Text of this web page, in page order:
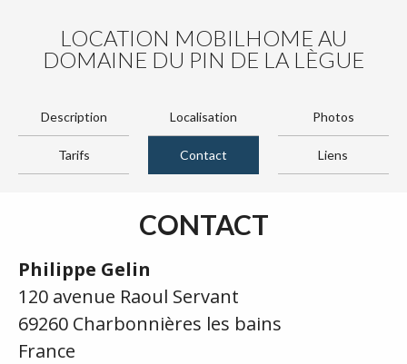
LOCATION MOBILHOME AU
DOMAINE DU PIN DE LA LÈGUE
Description Localisation Photos
Tarifs Contact Liens
CONTACT
Philippe Gelin
120 avenue Raoul Servant
69260 Charbonnières les bains
France